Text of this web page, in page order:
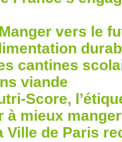
vers le
cantines
viande
Score,
à mieux
Ville de Paris